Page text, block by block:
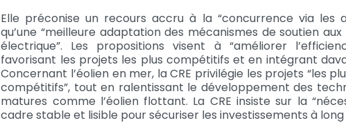
Elle préconise un recours accru à la “concurrence via les
qu’une “meilleure adaptation des mécanismes de soutien
électrique”. Les propositions visent à “améliorer
favorisant les projets les plus compétitifs et en intégrant
Concernant l’éolien en mer, la CRE privilégie les projets “les
compétitifs”, tout en ralentissant le développement des
matures comme l’éolien flottant. La CRE insiste sur la
cadre stable et lisible pour sécuriser les investissements à long